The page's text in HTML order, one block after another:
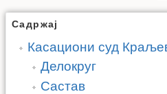
Садржај
Касациони суд
Делокруг
Састав